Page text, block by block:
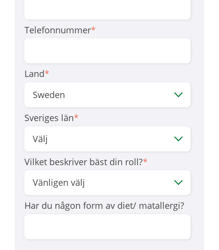
Telefonnummer*
Land*
Sveriges län*
Vilket beskriver bäst din roll?*
Har du någon form av diet/ matallergi?